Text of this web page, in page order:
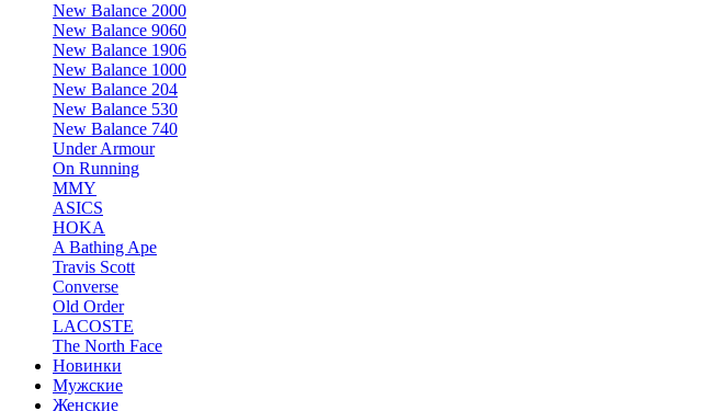
New Balance 2000
New Balance 9060
New Balance 1906
New Balance 1000
New Balance 204
New Balance 530
New Balance 740
Under Armour
On Running
MMY
ASICS
HOKA
A Bathing Ape
Travis Scott
Converse
Old Order
LACOSTE
The North Face
Новинки
Мужские
Женские